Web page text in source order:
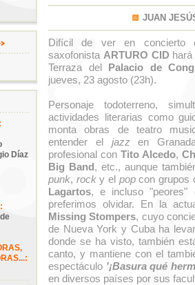
Díaz
JUAN
Difícil de ver en concierto
saxofonista ARTURO CID
Terraza del Palacio de
jueves, 23 agosto (23h).
Personaje todoterreno,
actividades literarias como
monta obras de teatro
entender el jazz en
profesional con Tito Alcedo,
Big Band, etc., aunque
punk, rocky el popcon grupos
Lagartos, e incluso "peores"
preferimos olvidar. En la
Missing Stompers, cuyo
de Nueva York y Cuba ha
donde se ha visto, también
canto, y mantiene con el
espectáculo '¡Basura qué
en diversos países por sus